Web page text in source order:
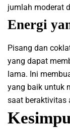
jumlah moderat
Energi
Pisang dan
yang dapat
lama. Ini
yang baik untuk
saat beraktivitas